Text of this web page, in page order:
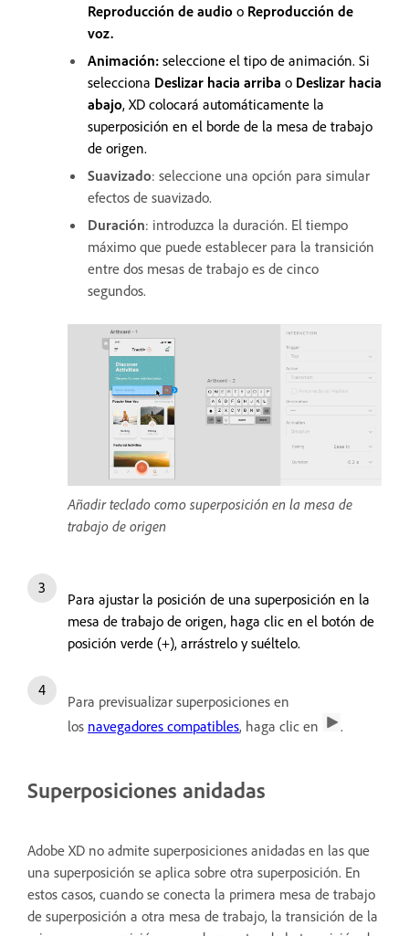
Reproducción de audio o Reproducción de
voz.
Animación: seleccione el tipo de animación. Si
selecciona Deslizar hacia arriba o Deslizar hacia
abajo, XD colocará automáticamente la
superposición en el borde de la mesa de trabajo
de origen.
Suavizado: seleccione una opción para simular
efectos de suavizado.
Duración: introduzca la duración. El tiempo
máximo que puede establecer para la transición
entre dos mesas de trabajo es de cinco
segundos.
Añadir teclado como superposición en la mesa de
trabajo de origen
Para ajustar la posición de una superposición en la
mesa de trabajo de origen, haga clic en el botón de
posición verde (+), arrástrelo y suéltelo.
Para previsualizar superposiciones en
los navegadores compatibles, haga clic en .
Superposiciones anidadas
Adobe XD no admite superposiciones anidadas en las que
una superposición se aplica sobre otra superposición. En
estos casos, cuando se conecta la primera mesa de trabajo
de superposición a otra mesa de trabajo, la transición de la